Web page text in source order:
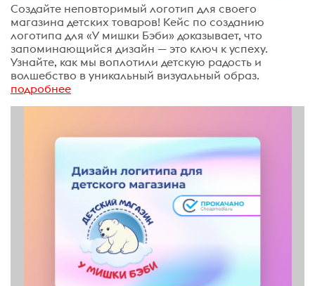
Создайте неповторимый логотип для своего
магазина детских товаров! Кейс по созданию
логотипа для «У мишки Бэби» доказывает, что
запоминающийся дизайн — это ключ к успеху.
Узнайте, как мы воплотили детскую радость и
волшебство в уникальный визуальный образ.
подробнее